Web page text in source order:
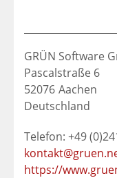
GRÜN Software
Pascalstraße 6
52076 Aachen
Deutschland
Telefon: +49
https://